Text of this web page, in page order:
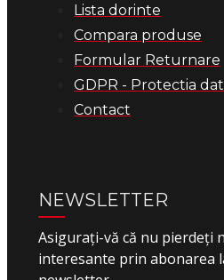
Lista dorinte
Compara produse
Formular Returnare
GDPR - Protectia
Contact
NEWSLETTER
Asigurați-vă că nu pierdeți
interesante prin abonarea